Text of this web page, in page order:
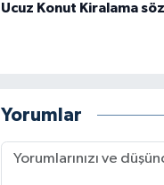
Ucuz Konut Kiralama
Yorumlar